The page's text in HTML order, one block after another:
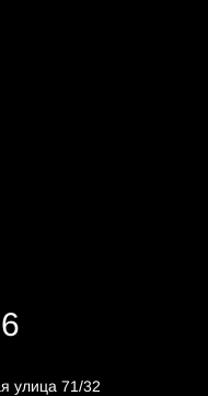
улица 71/32